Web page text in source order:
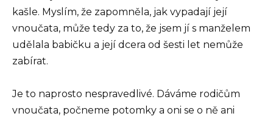
kašle. Myslím, že zapomněla, jak vypadají její
vnoučata, může tedy za to, že jsem jí s manželem
udělala babičku a její dcera od šesti let nemůže
zabírat.
Je to naprosto nespravedlivé. Dáváme rodičům
vnoučata, počneme potomky a oni se o ně ani